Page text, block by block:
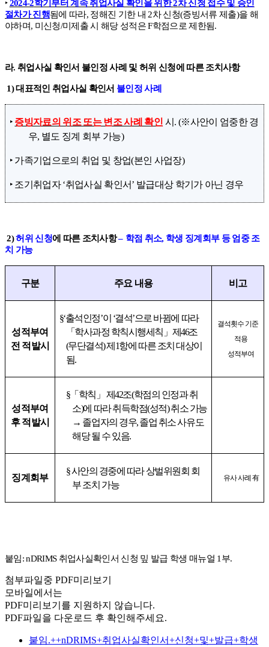
‣2024-2학기부터 계속 취업사실 확인을 위한2차 신청 접수 및 승인
절차가 진행됨에 따라, 정해진 기한 내 2차 신청(증빙서류 제출)을 해
야하며, 미신청/미제출 시 해당 성적은F학점으로 제한됨.
라. 취업사실 확인서 불인정 사례 및 허위 신청에 따른 조치사항
1)대표적인 취업사실 확인서 불인정 사례
‣ 증빙자료의 위조 또는 변조 사례 확인 시 . (※사안이 엄중한 경
우, 별도 징계 회부 가능)
‣ 가족기업으로의 취업 및 창업(본인 사업장)
‣ 조기취업자‘취업사실 확인서’ 발급대상 학기가 아닌 경우
2)허위 신청에 따른 조치사항– 학점 취소, 학생 징계회부 등 엄중 조
치 가능
구분 주요 내용 비고
성적부여
전 적발시
§‘출석인정’이 ‘결석’으로 바뀜에 따라
「 학사과정 학칙시행세칙 」 제46조
(무단결석)제 1항에 따른 조치 대상이
됨.
결석횟수 기준
적용
성적부여
성적부여
후 적발시
§「학칙 」 제42조(학점의 인정과 취
소)에 따라 취득학점(성적)취소 가능
→ 졸업자의 경우,졸업 취소 사유도
해당 될 수 있음.
징계회부
§사안의 경중에 따라 상벌위원회 회
부 조치 가능
유사 사례有
붙임: nDRIMS 취업사실확인서 신청 밒 발급 학생 매뉴얼 1 부.
첨부파일중 PDF미리보기
모바일에서는
PDF미리보기를 지원하지 않습니다.
PDF파일을 다운로드 후 확인해주세요.
붙임.++nDRIMS+취업사실확인서+신청+및+발급+학생